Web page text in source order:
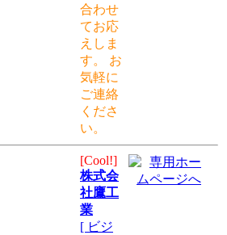
合わせ
てお応
えしま
す。 お
気軽に
ご連絡
くださ
い。
[Cool!]
株式会
社鷹工
業
[ ビジ